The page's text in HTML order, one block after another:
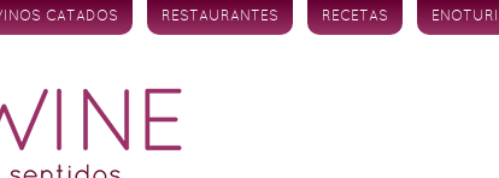
CATADOS RESTAURANTES RECETAS